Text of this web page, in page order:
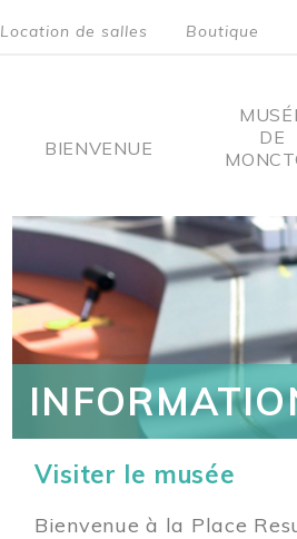
Location de salles Boutique
Main
BIENVENUE
DE
Visiter le musée
Bienvenue à la Place